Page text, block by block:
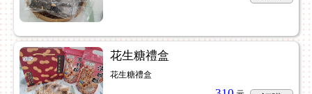
花生糖禮盒
花生糖禮盒